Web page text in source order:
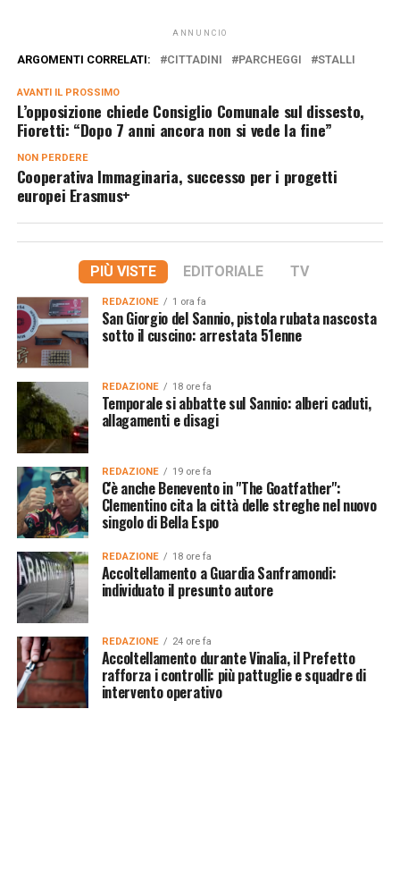
ANNUNCIO
ARGOMENTI CORRELATI: CITTADINI PARCHEGGI STALLI
AVANTI IL ​​PROSSIMO
L’opposizione chiede Consiglio Comunale sul dissesto,
Fioretti: “Dopo 7 anni ancora non si vede la fine”
NON PERDERE
Cooperativa Immaginaria, successo per i progetti
europei Erasmus+
PIÙ VISTE EDITORIALE TV
REDAZIONE 1 ora fa
San Giorgio del Sannio, pistola rubata nascosta
sotto il cuscino: arrestata 51enne
REDAZIONE 18 ore fa
Temporale si abbatte sul Sannio: alberi caduti,
allagamenti e disagi
REDAZIONE 19 ore fa
C'è anche Benevento in "The Goatfather":
Clementino cita la città delle streghe nel nuovo
singolo di Bella Espo
REDAZIONE 18 ore fa
Accoltellamento a Guardia Sanframondi:
individuato il presunto autore
REDAZIONE 24 ore fa
Accoltellamento durante Vinalia, il Prefetto
rafforza i controlli: più pattuglie e squadre di
intervento operativo